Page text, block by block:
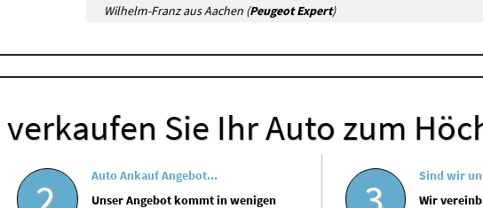
Wilhelm-Franz aus Aachen (Peugeot Expert)
verkaufen Sie Ihr Auto zum
Auto Ankauf Angebot...
Unser Angebot kommt in wenigen
Sind wir
Wir